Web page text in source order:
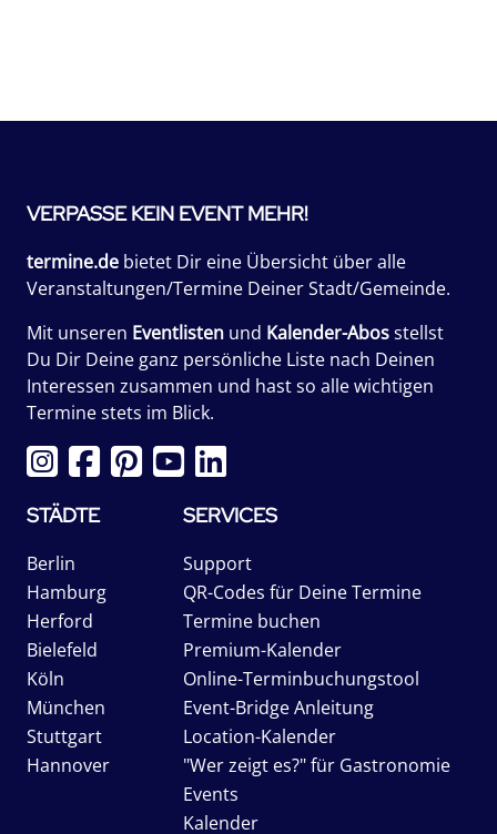
VERPASSE KEIN EVENT MEHR!
termine.de bietet Dir eine Übersicht über alle
Veranstaltungen/Termine Deiner Stadt/Gemeinde.
Mit unseren Eventlisten und Kalender-Abosstellst
Du Dir Deine ganz persönliche Liste nach Deinen
Interessen zusammen und hast so alle wichtigen
Termine stets im Blick.
STÄDTE
Berlin
Hamburg
Herford
Bielefeld
Köln
München
Stuttgart
Hannover
SERVICES
Support
QR-Codes für Deine Termine
Termine buchen
Premium-Kalender
Online-Terminbuchungstool
Event-Bridge Anleitung
Location-Kalender
"Wer zeigt es?" für Gastronomie
Events
Kalender